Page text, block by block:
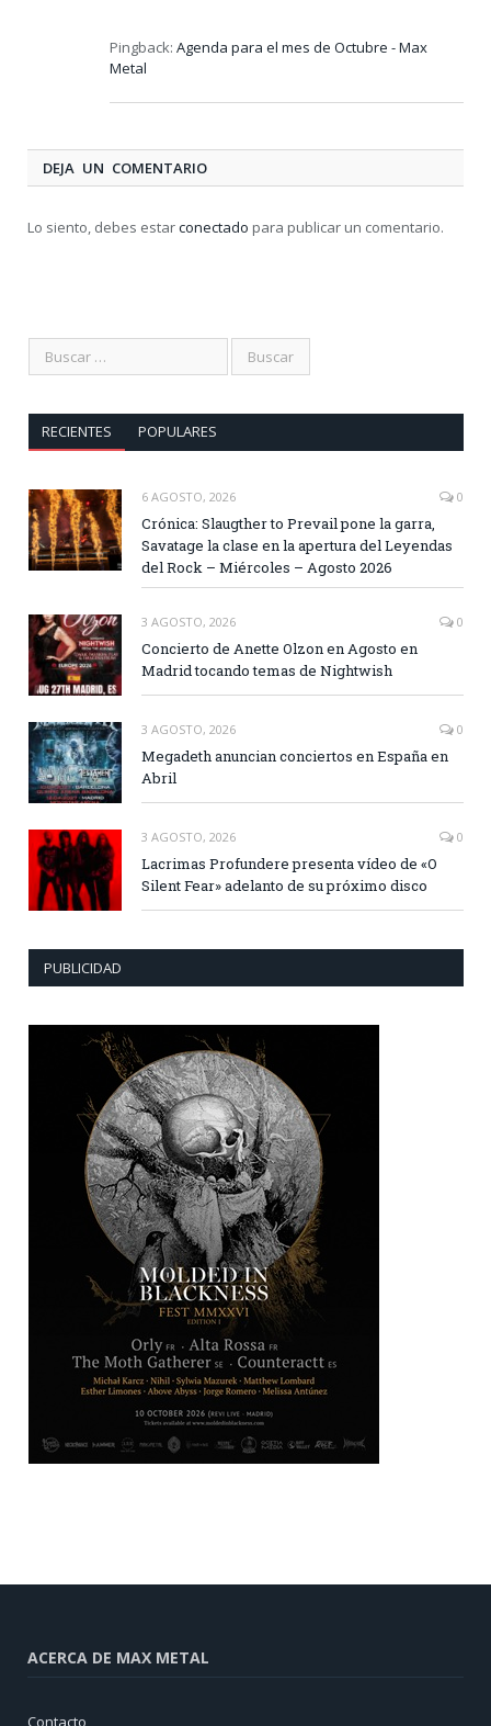
Pingback: Agenda para el mes de Octubre - Max
Metal
DEJA UN COMENTARIO
Lo siento, debes estarconectado para publicar un comentario.
RECIENTES POPULARES
6 AGOSTO, 2026 0
Crónica: Slaugther to Prevail pone la garra,
Savatage la clase en la apertura del Leyendas
del Rock – Miércoles – Agosto 2026
3 AGOSTO, 2026 0
Concierto de Anette Olzon en Agosto en
Madrid tocando temas de Nightwish
3 AGOSTO, 2026 0
Megadeth anuncian conciertos en España en
Abril
3 AGOSTO, 2026 0
Lacrimas Profundere presenta vídeo de «O
Silent Fear» adelanto de su próximo disco
PUBLICIDAD
ACERCA DE MAX METAL
Contacto